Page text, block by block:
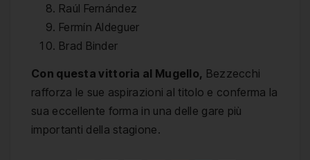
Raúl Fernández
Fermín Aldeguer
Brad Binder
Con questa vittoria al Mugello, Bezzecchi
rafforza le sue aspirazioni al titolo e conferma la
sua eccellente forma in una delle gare più
importanti della stagione.